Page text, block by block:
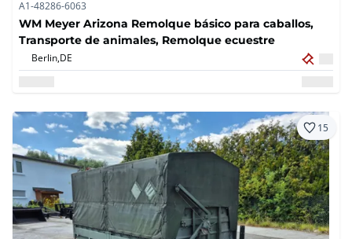
A1-48286-6063
WM Meyer Arizona Remolque básico para caballos,
Transporte de animales, Remolque ecuestre
Berlin,DE
15